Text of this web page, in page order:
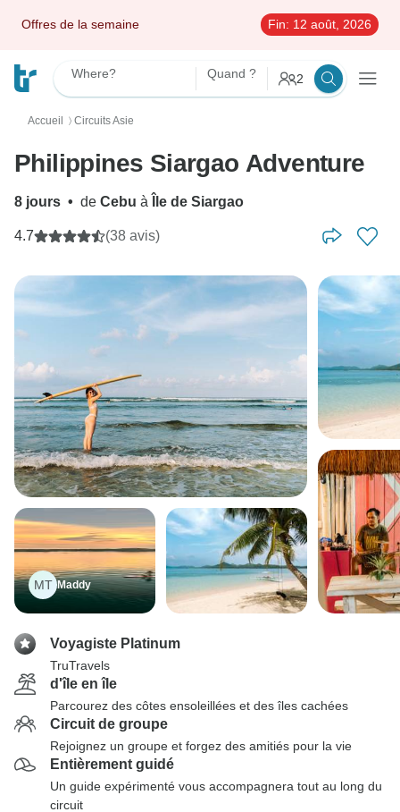
Offres de la semaine Fin: 12 août, 2026
Where? Quand ? 2
Accueil 〉 Circuits Asie
Philippines Siargao Adventure
8 jours • de Cebu à Île de Siargao
4.7 (38 avis)
MT Maddy
Voyagiste Platinum
TruTravels
d'île en île
Parcourez des côtes ensoleillées et des îles cachées
Circuit de groupe
Rejoignez un groupe et forgez des amitiés pour la vie
Entièrement guidé
Un guide expérimenté vous accompagnera tout au long du
circuit